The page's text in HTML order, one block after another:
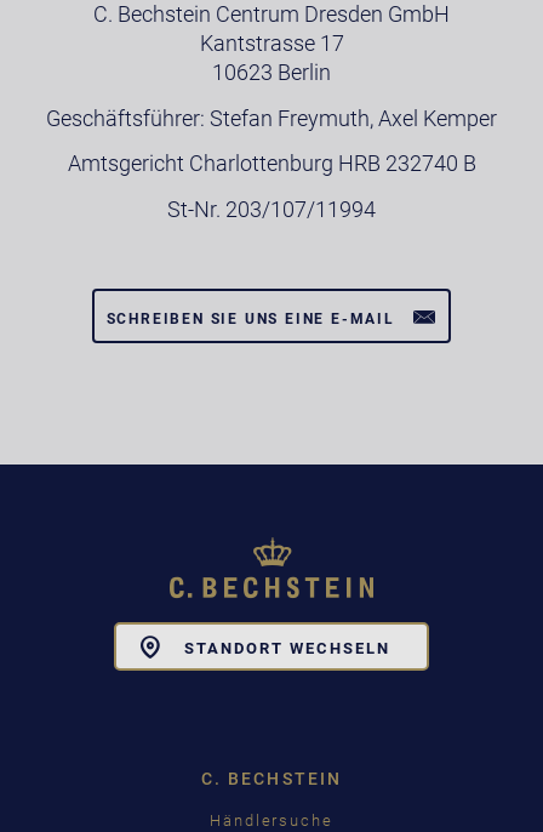
C. Bechstein Centrum Dresden GmbH
Kantstrasse 17
10623 Berlin
Geschäftsführer: Stefan Freymuth, Axel Kemper
Amtsgericht Charlottenburg HRB 232740 B
St-Nr. 203/107/11994
SCHREIBEN SIE UNS EINE E-MAIL
STANDORT WECHSELN
C. BECHSTEIN
Händlersuche